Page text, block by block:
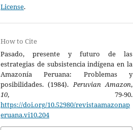
License.
How to Cite
Pasado, presente y futuro de las
estrategias de subsistencia indígena en la
Amazonía Peruana: Problemas y
posibilidades. (1984).Peruvian Amazon,
10, 79-90.
https://doi.org/10.52980/revistaamazonap
eruana.vi10.204